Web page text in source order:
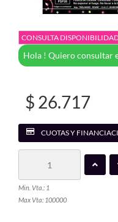
CONSULTA
Hola ! Quiero consultar
$ 26.717
CUOTAS Y
Min. Vta.: 1
Max Vta: 100000